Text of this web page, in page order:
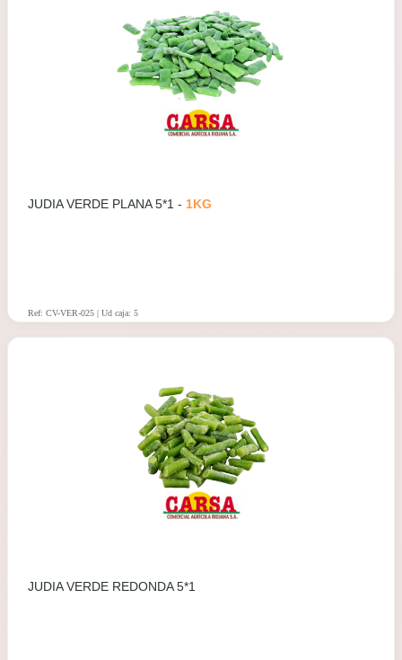
JUDIA VERDE PLANA 5*1 - 1KG
Ref: CV-VER-025 | Ud caja: 5
JUDIA VERDE REDONDA 5*1